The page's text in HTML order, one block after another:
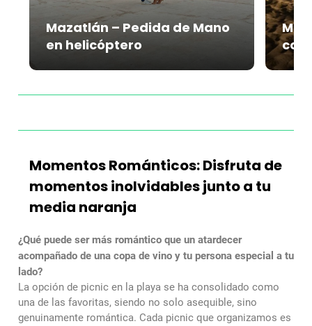
Mazatlán – Pedida de Mano
en helicóptero
con
Momentos Románticos: Disfruta de
momentos inolvidables junto a tu
media naranja
¿Qué puede ser más romántico que un atardecer
acompañado de una copa de vino y tu persona especial a tu
lado?
La opción de picnic en la playa se ha consolidado como
una de las favoritas, siendo no solo asequible, sino
genuinamente romántica. Cada picnic que organizamos es